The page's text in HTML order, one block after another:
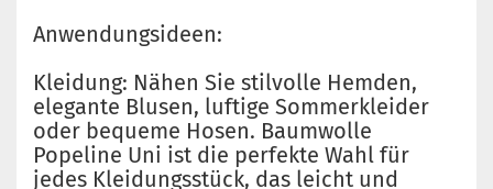
Anwendungsideen:
Kleidung: Nähen Sie stilvolle Hemden,
elegante Blusen, luftige Sommerkleider
oder bequeme Hosen. Baumwolle
Popeline Uni ist die perfekte Wahl für
jedes Kleidungsstück, das leicht und